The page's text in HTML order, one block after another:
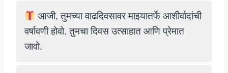
आजी, तुमच्या वाढदिवसावर माझ्यातर्फे आशीर्वादांची
वर्षावणी होवो. तुमचा दिवस उत्साहात आणि प्रेमात
जावो.